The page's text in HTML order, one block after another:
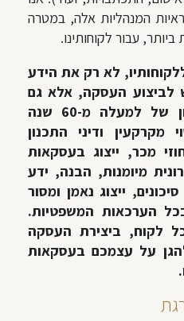
המנהליות אלה, במטרה
עבור לקוחותינו.
לא רק את הידע
לביצוע העסקה, אלא גם
את הערך המוסף: ניסיון של למעלה מ-60 שנה
מקרקעין ודיני התכנון
מכר, ייצוג בעסקאות
עירונית מיומנות, הבנה, ידע
ייצוג נאמן ומסור
הערכאות המשפטיות.
לקוח, ביצירת העסקה
על עצמכם בעסקאות